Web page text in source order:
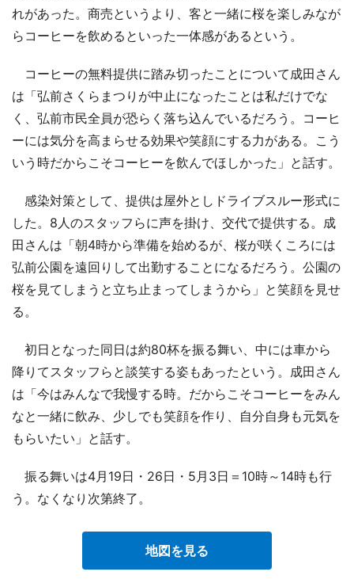
れがあった。商売というより、客と一緒に桜を楽しみなが
らコーヒーを飲めるといった一体感があるという。
コーヒーの無料提供に踏み切ったことについて成田さん
は「弘前さくらまつりが中止になったことは私だけでな
く、弘前市民全員が恐らく落ち込んでいるだろう。コーヒ
ーには気分を高まらせる効果や笑顔にする力がある。こう
いう時だからこそコーヒーを飲んでほしかった」と話す。
感染対策として、提供は屋外としドライブスルー形式に
した。8人のスタッフらに声を掛け、交代で提供する。成
田さんは「朝4時から準備を始めるが、桜が咲くころには
弘前公園を遠回りして出勤することになるだろう。公園の
桜を見てしまうと立ち止まってしまうから」と笑顔を見せ
る。
初日となった同日は約80杯を振る舞い、中には車から
降りてスタッフらと談笑する姿もあったという。成田さん
は「今はみんなで我慢する時。だからこそコーヒーをみん
なと一緒に飲み、少しでも笑顔を作り、自分自身も元気を
もらいたい」と話す。
振る舞いは4月19日・26日・5月3日＝10時～14時も行
う。なくなり次第終了。
地図を見る